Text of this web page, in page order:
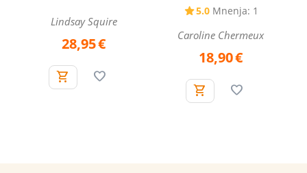
Lindsay Squire
28,95€
5.0 Mnenja: 1
Caroline Chermeux
18,90€